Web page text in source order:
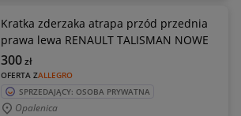
Kratka zderzaka atrapa przód przednia
prawa lewa RENAULT TALISMAN NOWE
OFERTA ZALLEGRO
300zł
SPRZEDAJĄCY: OSOBA PRYWATNA
Opalenica